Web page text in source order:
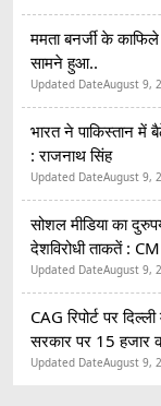
ममता बनर्जी के
सामने हुआ..
Updated DateAugust 9,
भारत ने पाकिस्तान
: राजनाथ सिंह
Updated DateAugust 9,
सोशल मीडिया का
देशविरोधी ताकतें : CM
Updated DateAugust 9,
CAG रिपोर्ट पर
सरकार पर 15 हजार
Updated DateAugust 9,